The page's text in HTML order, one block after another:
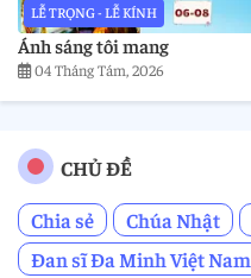
LỄ TRỌNG - LỄ KÍNH
Ánh sáng tôi mang
04 Tháng Tám, 2026
CHỦ ĐỀ
Chia sẻ
Chúa Nhật
Đan sĩ Đa Minh Việt Nam